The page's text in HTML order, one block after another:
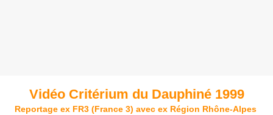
Vidéo Critérium du Dauphiné 1999
Reportage ex FR3 (France 3) avec ex Région Rhône-Alpes